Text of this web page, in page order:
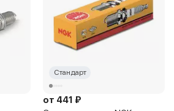
Стандарт
от 441 ₽